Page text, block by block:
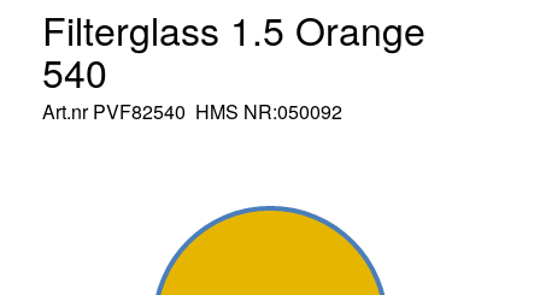
Filterglass 1.5 Orange
540
Art.nrPVF82540 HMS NR:050092